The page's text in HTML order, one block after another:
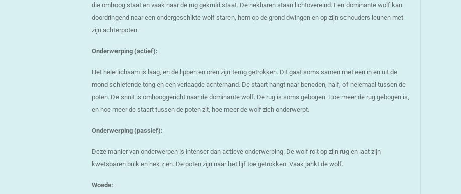
die omhoog staat en vaak naar de rug gekruld staat. De nekharen staan lichtovereind. Een dominante wolf kan
doordringend naar een ondergeschikte wolf staren, hem op de grond dwingen en op zijn schouders leunen met
zijn achterpoten.
Onderwerping (actief):
Het hele lichaam is laag, en de lippen en oren zijn terug getrokken. Dit gaat soms samen met een in en uit de
mond schietende tong en een verlaagde achterhand. De staart hangt naar beneden, half, of helemaal tussen de
poten. De snuit is omhooggericht naar de dominante wolf. De rug is soms gebogen. Hoe meer de rug gebogen is,
en hoe meer de staart tussen de poten zit, hoe meer de wolf zich onderwerpt.
Onderwerping (passief):
Deze manier van onderwerpen is intenser dan actieve onderwerping. De wolf rolt op zijn rug en laat zijn
kwetsbaren buik en nek zien. De poten zijn naar het lijf toe getrokken. Vaak jankt de wolf.
Woede: